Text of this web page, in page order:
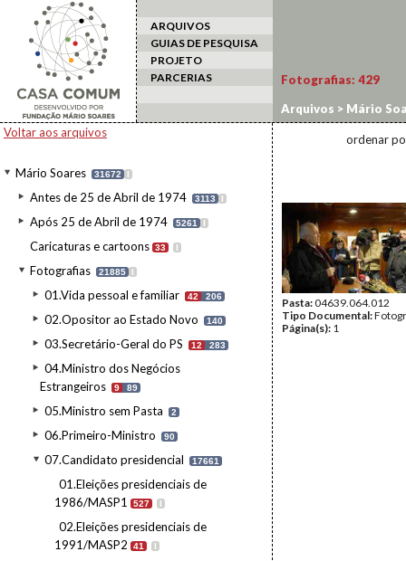
ARQUIVOS
GUIAS DE PESQUISA
PROJETO
PARCERIAS
Voltar aos arquivos
Mário Soares 31672 I
Antes de 25 de Abril de 1974 3113 I
Após 25 de Abril de 1974 5261 I
Caricaturas e cartoons 33 I
Fotografias 21885 I
01.Vida pessoal e familiar 42 206
02.Opositor ao Estado Novo 140
03.Secretário-Geral do PS 12 283
04.Ministro dos Negócios
Estrangeiros
9 89
05.Ministro sem Pasta 2
06.Primeiro-Ministro 90
07.Candidato presidencial 17661
01.Eleições presidenciais de
1986/MASP1
527 I
02.Eleições presidenciais de
1991/MASP2
41 I
Fotografias: 429
Arquivos > Mário
2006/MASP3>64-
ordenar
Pasta:04639.064.012
Tipo Documental:
Página(s): 1